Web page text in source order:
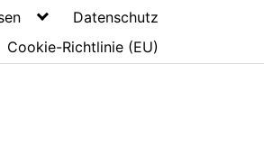
Datenschutz
Cookie-Richtlinie (EU)